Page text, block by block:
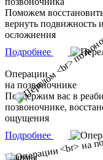
Поможем
вернуть подвижность
осложнения
Подробнее
Операции
на позвоночнике
Поддержим вас в
позвоночнике,
ощущения
Подробнее
Травмы